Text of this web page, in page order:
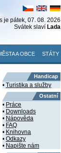
je pátek, 07. 08. 2026
Svátek slaví Lada
A OBCE STÁTY
Handicap
• Turistika a služby
Ostatní
• Práce
• Downloads
• Nápověda
• FAQ
• Knihovna
• Odkazy
• Napište nám